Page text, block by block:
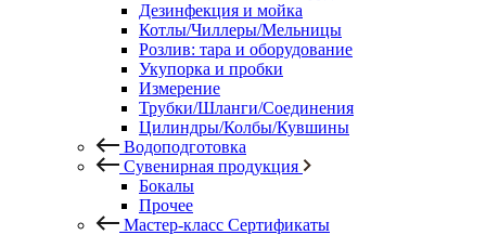
Дезинфекция и мойка
Котлы/Чиллеры/Мельницы
Розлив: тара и оборудование
Укупорка и пробки
Измерение
Трубки/Шланги/Соединения
Цилиндры/Колбы/Кувшины
Водоподготовка
Сувенирная продукция
Бокалы
Прочее
Мастер-класс Сертификаты